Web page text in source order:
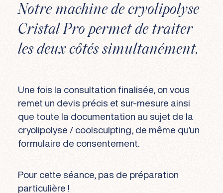
Notre machine de cryolipolyse
Cristal Pro permet de traiter
les deux côtés simultanément.
Une fois la consultation finalisée, on vous
remet un devis précis et sur-mesure ainsi
que toute la documentation au sujet de la
cryolipolyse / coolsculpting, de même qu’un
formulaire de consentement.
Pour cette séance, pas de préparation
particulière !